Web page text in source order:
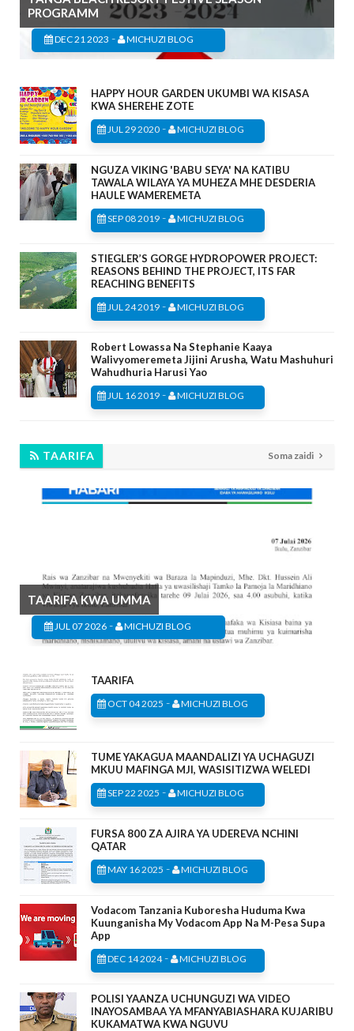
PROGRAMM
DEC 21 2023 - MICHUZI BLOG
HAPPY HOUR GARDEN UKUMBI WA KISASA
KWA SHEREHE ZOTE
JUL 29 2020 - MICHUZI BLOG
NGUZA VIKING 'BABU SEYA' NA KATIBU
TAWALA WILAYA YA MUHEZA MHE DESDERIA
HAULE WAMEREMETA
SEP 08 2019 - MICHUZI BLOG
STIEGLER’S GORGE HYDROPOWER PROJECT:
REASONS BEHIND THE PROJECT, ITS FAR
REACHING BENEFITS
JUL 24 2019 - MICHUZI BLOG
Robert Lowassa Na Stephanie Kaaya
Walivyomeremeta Jijini Arusha, Watu Mashuhuri
Wahudhuria Harusi Yao
JUL 16 2019 - MICHUZI BLOG
TAARIFA Soma zaidi
TAARIFA KWA UMMA
JUL 07 2026 - MICHUZI BLOG
TAARIFA
OCT 04 2025 - MICHUZI BLOG
TUME YAKAGUA MAANDALIZI YA UCHAGUZI
MKUU MAFINGA MJI, WASISITIZWA WELEDI
SEP 22 2025 - MICHUZI BLOG
FURSA 800 ZA AJIRA YA UDEREVA NCHINI
QATAR
MAY 16 2025 - MICHUZI BLOG
Vodacom Tanzania Kuboresha Huduma Kwa
Kuunganisha My Vodacom App Na M-Pesa Supa
App
DEC 14 2024- MICHUZI BLOG
POLISI YAANZA UCHUNGUZI WA VIDEO
INAYOSAMBAA YA MFANYABIASHARA KUJARIBU
KUKAMATWA KWA NGUVU